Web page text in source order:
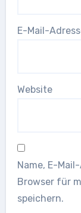
E-Mail-
Website
Name, E-
Browser für
speichern.